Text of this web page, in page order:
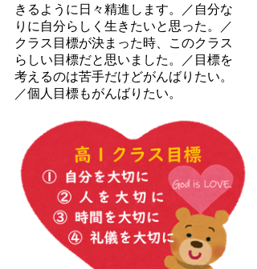
きるように日々精進します。／自分な
りに自分らしく生きたいと思った。／
クラス目標が決まった時、このクラス
らしい目標だと思いました。／目標を
考えるのは苦手だけどがんばりたい。
／個人目標もがんばりたい。